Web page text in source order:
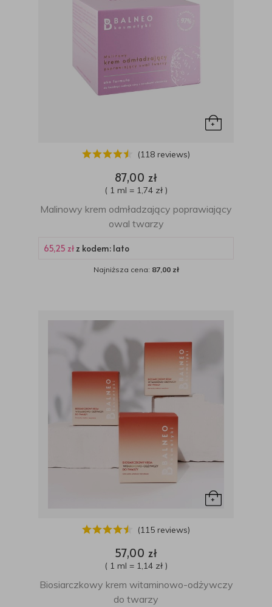
(118 reviews)
87,00 zł
( 1 ml = 1,74 zł )
Malinowy krem odmładzający poprawiający
owal twarzy
65,25 złz kodem: lato
Najniższa cena: 87,00 zł
(115 reviews)
57,00 zł
( 1 ml = 1,14 zł )
Biosiarczkowy krem witaminowo-odżywczy
do twarzy